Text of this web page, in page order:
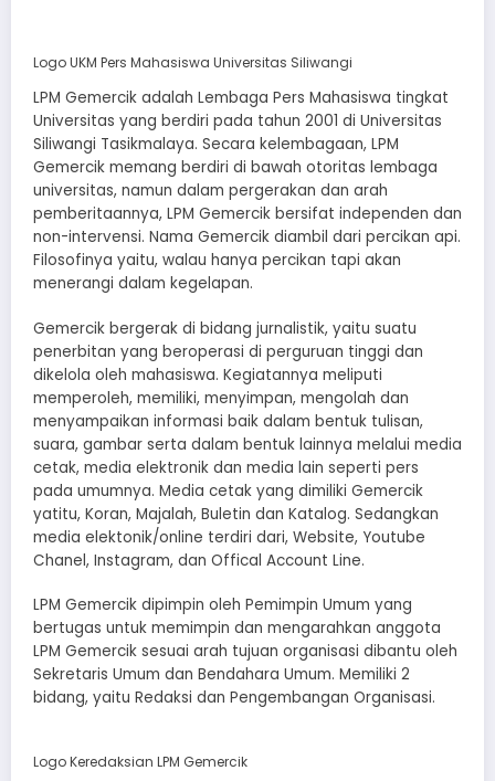
Logo UKM Pers Mahasiswa Universitas Siliwangi
LPM Gemercik adalah Lembaga Pers Mahasiswa tingkat
Universitas yang berdiri pada tahun 2001 di Universitas
Siliwangi Tasikmalaya. Secara kelembagaan, LPM
Gemercik memang berdiri di bawah otoritas lembaga
universitas, namun dalam pergerakan dan arah
pemberitaannya, LPM Gemercik bersifat independen dan
non-intervensi. Nama Gemercik diambil dari percikan api.
Filosofinya yaitu, walau hanya percikan tapi akan
menerangi dalam kegelapan.
Gemercik bergerak di bidang jurnalistik, yaitu suatu
penerbitan yang beroperasi di perguruan tinggi dan
dikelola oleh mahasiswa. Kegiatannya meliputi
memperoleh, memiliki, menyimpan, mengolah dan
menyampaikan informasi baik dalam bentuk tulisan,
suara, gambar serta dalam bentuk lainnya melalui media
cetak, media elektronik dan media lain seperti pers
pada umumnya. Media cetak yang dimiliki Gemercik
yatitu, Koran, Majalah, Buletin dan Katalog. Sedangkan
media elektonik/online terdiri dari, Website, Youtube
Chanel, Instagram, dan Offical Account Line.
LPM Gemercik dipimpin oleh Pemimpin Umum yang
bertugas untuk memimpin dan mengarahkan anggota
LPM Gemercik sesuai arah tujuan organisasi dibantu oleh
Sekretaris Umum dan Bendahara Umum. Memiliki 2
bidang, yaitu Redaksi dan Pengembangan Organisasi.
Logo Keredaksian LPM Gemercik